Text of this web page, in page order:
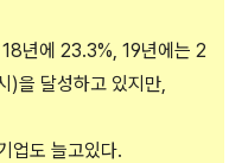
년에 23.3%, 19년에는 2
)을 달성하고 있지만,
업도 늘고있다.